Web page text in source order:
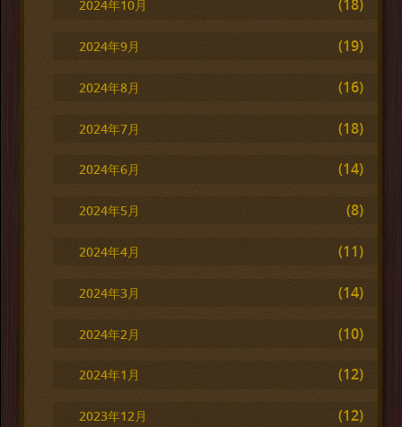
2024年10月 (18)
2024年9月 (19)
2024年8月 (16)
2024年7月 (18)
2024年6月 (14)
2024年5月 (8)
2024年4月 (11)
2024年3月 (14)
2024年2月 (10)
2024年1月 (12)
2023年12月 (12)